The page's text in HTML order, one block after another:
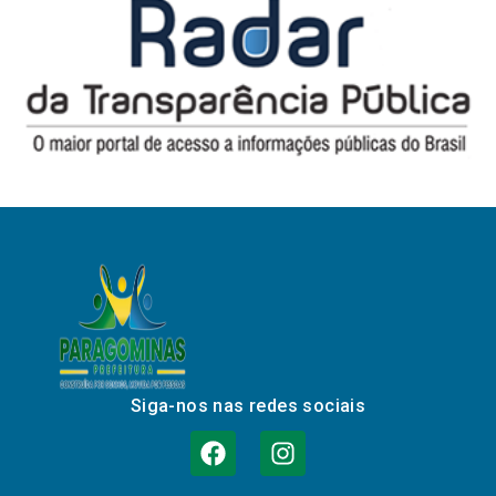
Siga-nos nas redes sociais